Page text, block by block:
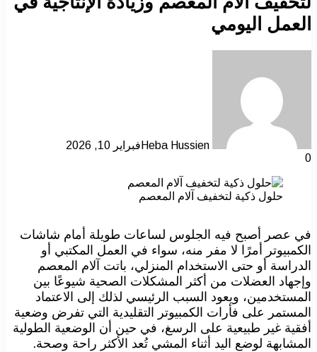
العمل اليومي
Heba Hussien فبراير 10, 2026
0
حلول ذكية لتخفيف آلام المعصم
في عصر أصبح فيه الجلوس لساعات طويلة أمام شاشات
الكمبيوتر أمرًا لا مفر منه، سواء في العمل المكتبي أو
الدراسة أو حتى الاستخدام المنزلي، باتت آلام المعصم
وإجهاد العضلات من أكثر المشكلات الصحية شيوعًا بين
المستخدمين، ويعود السبب الرئيسي لذلك إلى الاعتماد
المستمر على فأرات الكمبيوتر التقليدية التي تفرض وضعية
أفقية غير طبيعية على الرسغ، في حين أن الوضعية الطولية
المشابهة لوضع اليد أثناء المشي تُعد الأكثر راحة وصحة.